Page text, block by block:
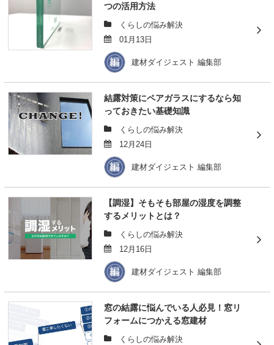
つの活用方法
くらしの悩み解決
01月13日
建材ダイジェスト 編集部
結露対策にペアガラスにするなら知
っておきたい基礎知識
くらしの悩み解決
12月24日
建材ダイジェスト 編集部
【調湿】そもそも部屋の湿度を調整
するメリットとは？
くらしの悩み解決
12月16日
建材ダイジェスト 編集部
窓の結露に悩んでいる人必見！窓リ
フォームにつかえる窓建材
くらしの悩み解決